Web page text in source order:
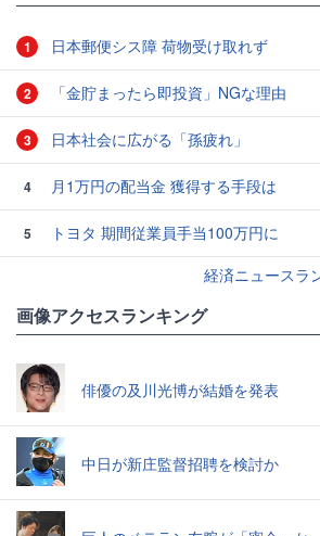
1 日本郵便シス障 荷物受け取れず
2 「金貯まったら即投資」NGな理由
3 日本社会に広がる「孫疲れ」
4 月1万円の配当金 獲得する手段は
5
トヨタ 期間従業員手当100万円に
経済ニュースラ
画像アクセスランキング
俳優の及川光博が結婚を発表
中日が新庄監督招聘を検討か